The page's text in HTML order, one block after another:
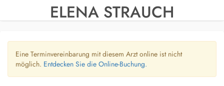
ELENA STRAUCH
Eine Terminvereinbarung mit diesem Arzt online ist nicht
möglich. Entdecken Sie die Online-Buchung.